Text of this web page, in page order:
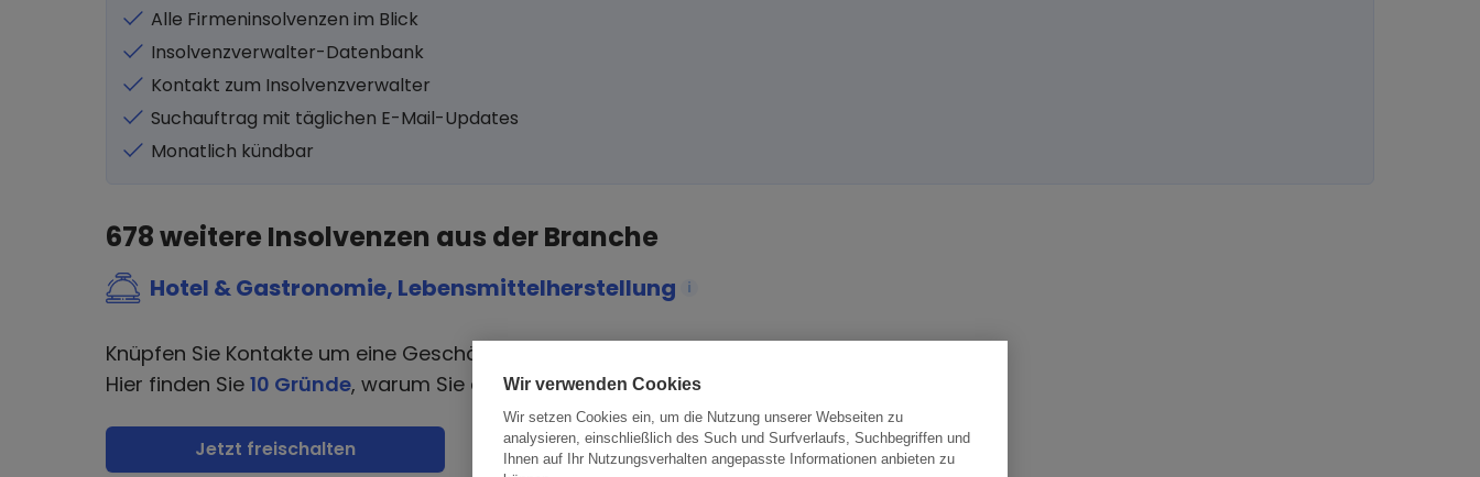
Alle Firmeninsolvenzen im Blick
Insolvenzverwalter-Datenbank
Kontakt zum Insolvenzverwalter
Suchauftrag mit täglichen E-Mail-Updates
Monatlich kündbar
678weitere Insolvenzen aus der Branche
Hotel & Gastronomie, Lebensmittelherstellung i
Knüpfen Sie Kontakte um eine Geschäftsbeziehung aufzubauen.
Hier finden Sie 10 Gründe, warum Sie diese Chance nutzen sollten.
Jetzt freischalten
Wir verwenden Cookies
Wir setzen Cookies ein, um die Nutzung unserer Webseiten zu
analysieren, einschließlich des Such und Surfverlaufs, Suchbegriffen und
Ihnen auf Ihr Nutzungsverhalten angepasste Informationen anbieten zu